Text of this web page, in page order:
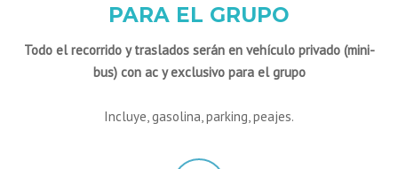
PARA EL GRUPO
Todo el recorrido y traslados serán en vehículo privado (mini-
bus) con ac y exclusivo para el grupo
Incluye, gasolina, parking, peajes.